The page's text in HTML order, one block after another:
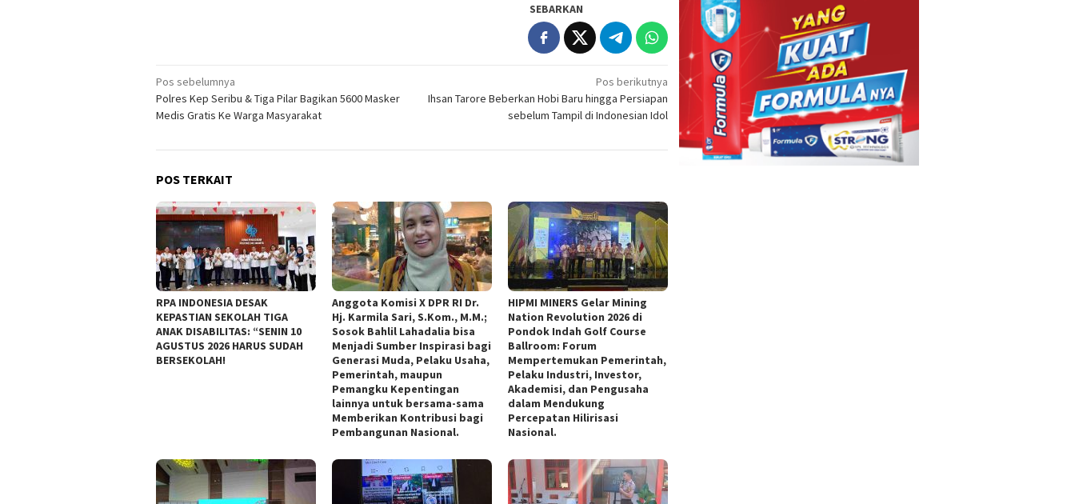
SEBARKAN
Navigasi
pos
Pos sebelumnya
Polres Kep Seribu & Tiga Pilar Bagikan 5600 Masker
Medis Gratis Ke Warga Masyarakat
Pos berikutnya
Ihsan Tarore Beberkan Hobi Baru hingga Persiapan
sebelum Tampil di Indonesian Idol
POS TERKAIT
RPA INDONESIA DESAK
KEPASTIAN SEKOLAH TIGA
ANAK DISABILITAS: “SENIN 10
AGUSTUS 2026 HARUS SUDAH
BERSEKOLAH!
Anggota Komisi X DPR RI Dr.
Hj. Karmila Sari, S.Kom., M.M.;
Sosok Bahlil Lahadalia bisa
Menjadi Sumber Inspirasi bagi
Generasi Muda, Pelaku Usaha,
Pemerintah, maupun
Pemangku Kepentingan
lainnya untuk bersama-sama
Memberikan Kontribusi bagi
Pembangunan Nasional.
HIPMI MINERS Gelar Mining
Nation Revolution 2026 di
Pondok Indah Golf Course
Ballroom: Forum
Mempertemukan Pemerintah,
Pelaku Industri, Investor,
Akademisi, dan Pengusaha
dalam Mendukung
Percepatan Hilirisasi
Nasional.